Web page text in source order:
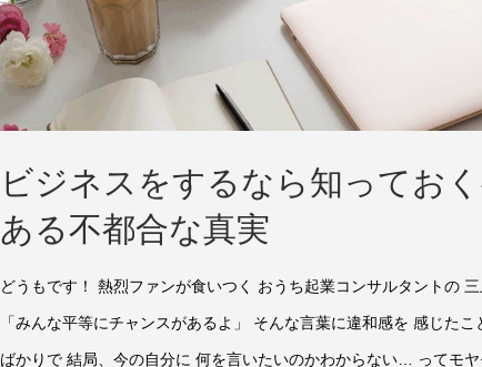
ビジネスをするなら知ってお
ある不都合な真実
どうもです！ 熱烈ファンが食いつく おうち起業コンサルタントの
「みんな平等にチャンスがあるよ」 そんな言葉に違和感を 感じた
ばかりで 結局、今の自分に 何を言いたいのかわからない… ってモ